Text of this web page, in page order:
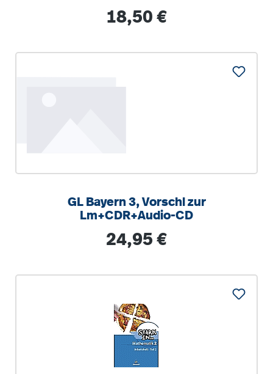
Regulärer Preis:
18,50 €
GL Bayern 3, Vorschl zur
Lm+CDR+Audio-CD
Regulärer Preis:
24,95 €